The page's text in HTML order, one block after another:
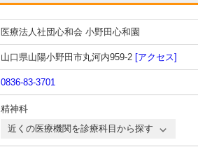
医療法人社団心和会 小野田心和園
山口県山陽小野田市丸河内959-2 [アクセス]
0836-83-3701
精神科
近くの医療機関を診療科目から探す